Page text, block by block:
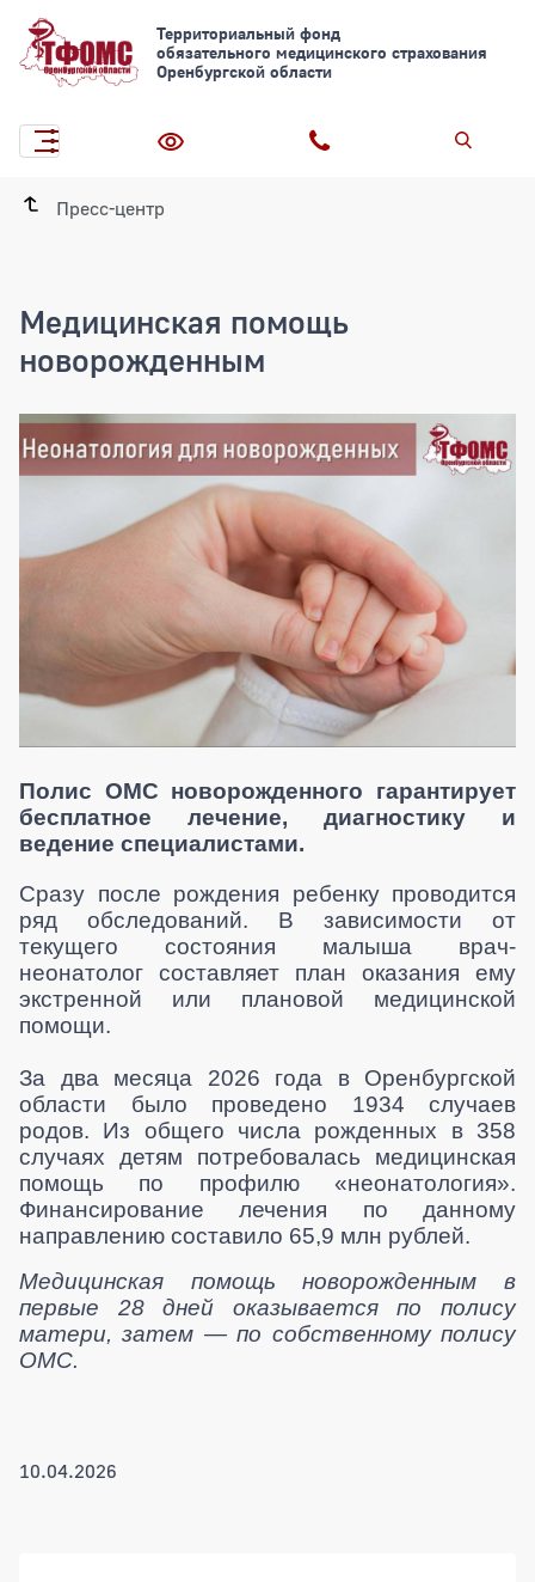
Территориальный фонд
обязательного медицинского страхования
Оренбургской области
Пресс-центр
Медицинская помощь
новорожденным
Медицинская помощь новорожденным
Полис ОМС новорожденного гарантирует
бесплатное лечение, диагностику и
ведение специалистами.
Сразу после рождения ребенку проводится
ряд обследований. В зависимости от
текущего состояния малыша врач-
неонатолог составляет план оказания ему
экстренной или плановой медицинской
помощи.
За два месяца 2026 года в Оренбургской
области было проведено 1934 случаев
родов. Из общего числа рожденных в 358
случаях детям потребовалась медицинская
помощь по профилю «неонатология».
Финансирование лечения по данному
направлению составило 65,9 млн рублей.
Медицинская помощь новорожденным в
первые 28 дней оказывается по полису
матери, затем — по собственному полису
ОМС.
10.04.2026